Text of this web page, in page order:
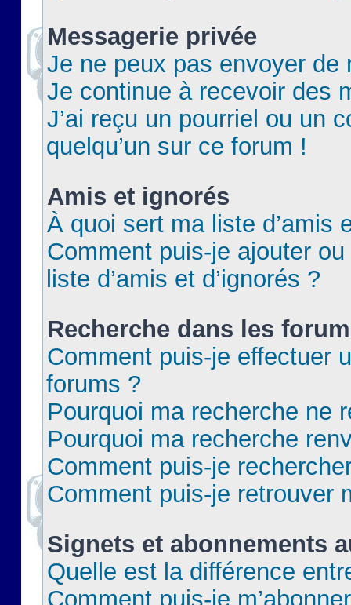
Messagerie privée
Je ne peux pas envoyer de
Je continue à recevoir des
J’ai reçu un pourriel ou un
quelqu’un sur ce forum !
Amis et ignorés
À quoi sert ma liste d’amis
Comment puis-je ajouter
liste d’amis et d’ignorés ?
Recherche dans les
Comment puis-je effectuer
forums ?
Pourquoi ma recherche ne
Pourquoi ma recherche
Comment puis-je
Comment puis-je retrouver
Signets et abonnements
Quelle est la différence
Comment puis-je